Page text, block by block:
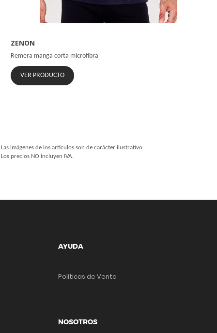
ZENON
Remera manga corta microfibra
VER PRODUCTO
Las imágenes de los artículos son de carácter ilustrativo.
Los precios NO incluyen IVA.
AYUDA
Políticas de Venta
NOSOTROS